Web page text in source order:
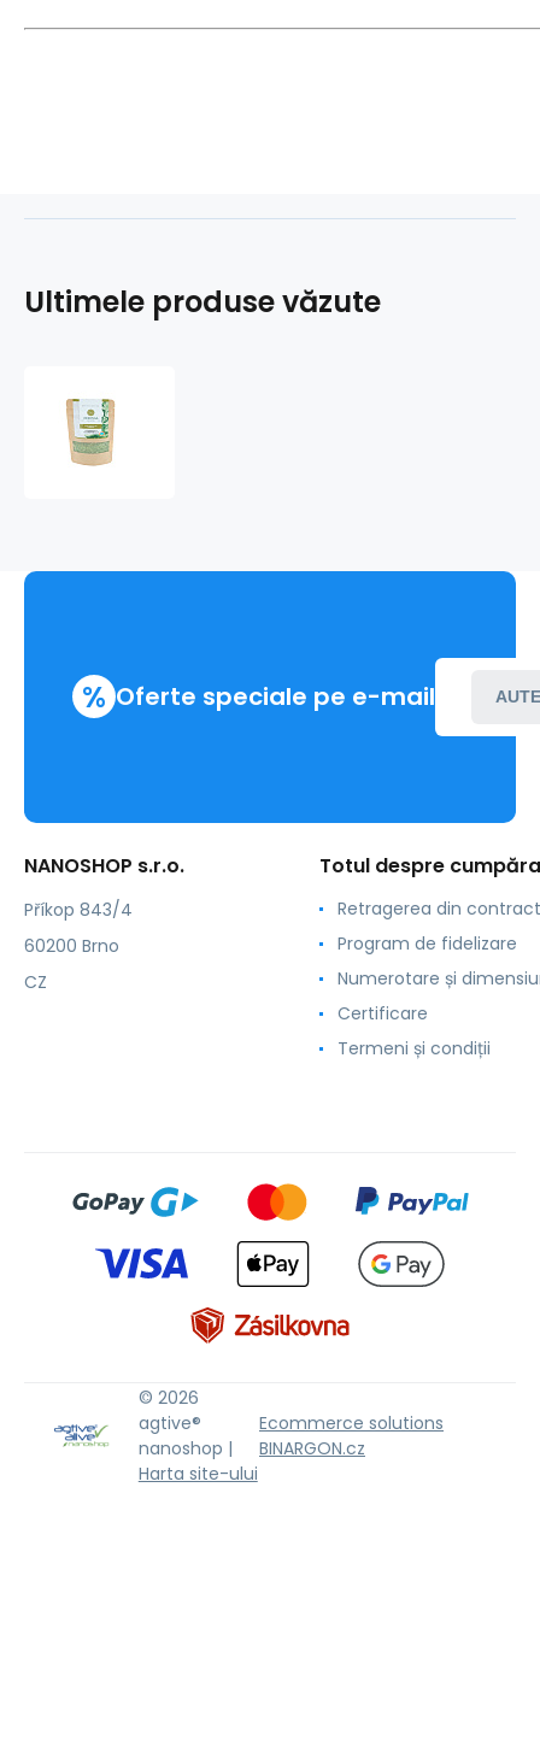
Ultimele produse văzute
% Oferte speciale pe e-mail
NANOSHOP s.r.o.
Příkop 843/4
60200 Brno
CZ
Totul despre
Retragerea din contract
Program de fidelizare
Numerotare și
Certificare
Termeni și condiții
© 2026
agtive®
nanoshop |
Harta site-ului
Ecommerce solutions
BINARGON.cz